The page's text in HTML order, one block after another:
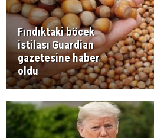
Fındıktaki böcek
istilası Guardian
gazetesine haber
oldu